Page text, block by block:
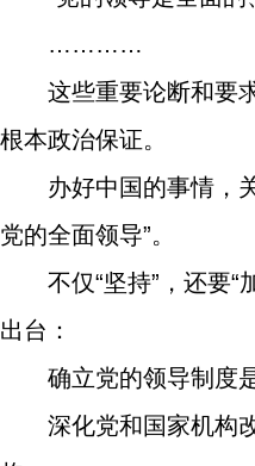
…………
这些重要论断和要
根本政治保证。
办好中国的事情，
党的全面领导”。
不仅“坚持”，还要
出台：
确立党的领导制度
深化党和国家机构